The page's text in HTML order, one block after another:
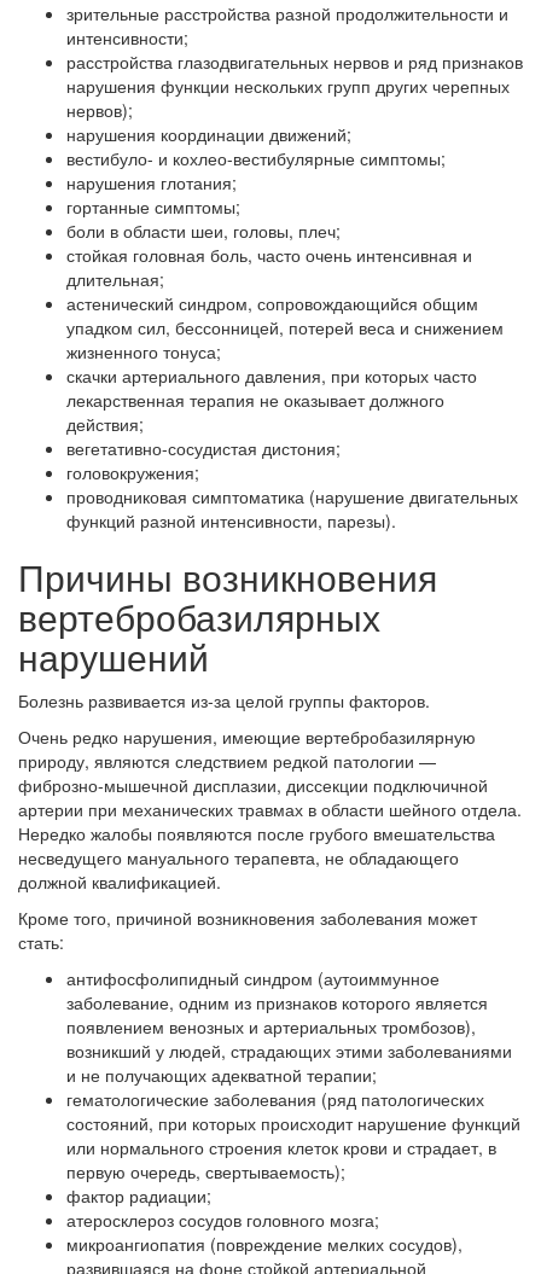
зрительные расстройства разной продолжительности и
интенсивности;
расстройства глазодвигательных нервов и ряд признаков
нарушения функции нескольких групп других черепных
нервов);
нарушения координации движений;
вестибуло- и кохлео-вестибулярные симптомы;
нарушения глотания;
гортанные симптомы;
боли в области шеи, головы, плеч;
стойкая головная боль, часто очень интенсивная и
длительная;
астенический синдром, сопровождающийся общим
упадком сил, бессонницей, потерей веса и снижением
жизненного тонуса;
скачки артериального давления, при которых часто
лекарственная терапия не оказывает должного
действия;
вегетативно-сосудистая дистония;
головокружения;
проводниковая симптоматика (нарушение двигательных
функций разной интенсивности, парезы).
Причины возникновения
вертебробазилярных
нарушений
Болезнь развивается из-за целой группы факторов.
Очень редко нарушения, имеющие вертебробазилярную
природу, являются следствием редкой патологии —
фиброзно-мышечной дисплазии, диссекции подключичной
артерии при механических травмах в области шейного отдела.
Нередко жалобы появляются после грубого вмешательства
несведущего мануального терапевта, не обладающего
должной квалификацией.
Кроме того, причиной возникновения заболевания может
стать:
антифосфолипидный синдром (аутоиммунное
заболевание, одним из признаков которого является
появлением венозных и артериальных тромбозов),
возникший у людей, страдающих этими заболеваниями
и не получающих адекватной терапии;
гематологические заболевания (ряд патологических
состояний, при которых происходит нарушение функций
или нормального строения клеток крови и страдает, в
первую очередь, свертываемость);
фактор радиации;
атеросклероз сосудов головного мозга;
микроангиопатия (повреждение мелких сосудов),
развившаяся на фоне стойкой артериальной